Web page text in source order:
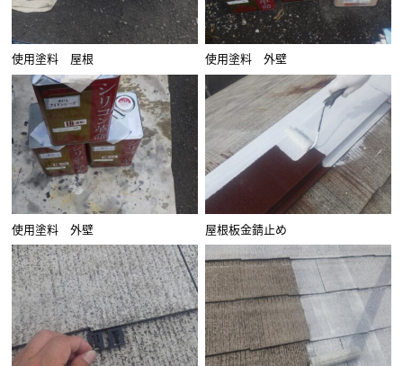
使用塗料 屋根 使用塗料 外壁
使用塗料 外壁 屋根板金錆止め